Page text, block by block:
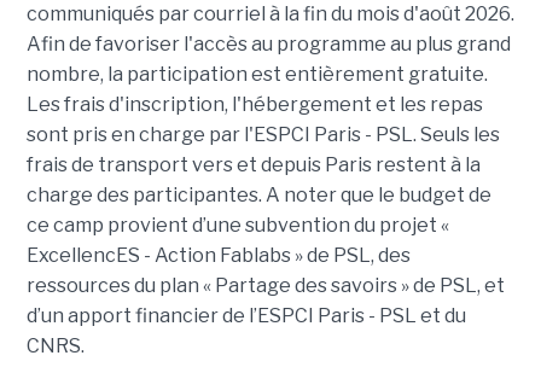
communiqués par courriel à la fin du mois d'août 2026.
Afin de favoriser l'accès au programme au plus grand
nombre, la participation est entièrement gratuite.
Les frais d'inscription, l'hébergement et les repas
sont pris en charge par l'ESPCI Paris - PSL. Seuls les
frais de transport vers et depuis Paris restent à la
charge des participantes. A noter que le budget de
ce camp provient d’une subvention du projet «
ExcellencES - Action Fablabs » de PSL, des
ressources du plan « Partage des savoirs » de PSL, et
d’un apport financier de l’ESPCI Paris - PSL et du
CNRS.